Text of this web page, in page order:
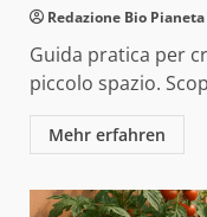
Redazione Bio Pianeta
Guida pratica per
piccolo spazio.
Mehr erfahren